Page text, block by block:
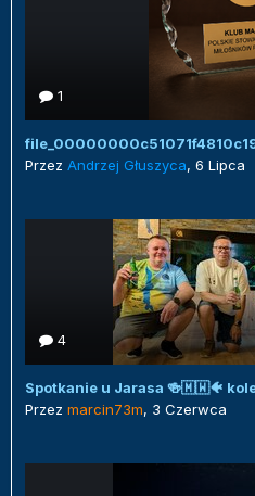
1
Przez Andrzej Głuszyca, 6 Lipca
4
Spotkanie u Jarasa 🍻🇲🇼🐠
Przez marcin73m, 3 Czerwca